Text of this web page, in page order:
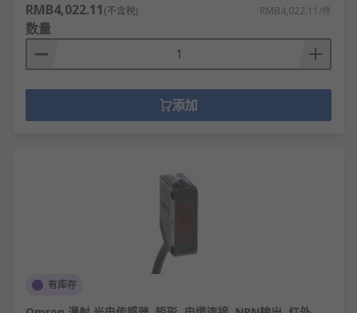
RMB4,022.11(不含税) RMB4,022.11/件
数量
添加
有库存